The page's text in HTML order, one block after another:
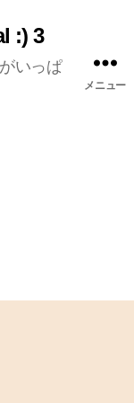
:) 3
いっぱ
メニュー